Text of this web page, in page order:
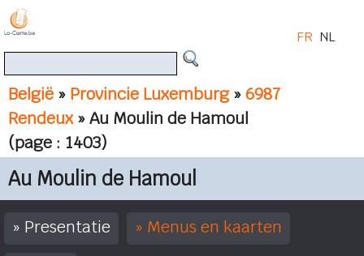
België » Provincie Luxemburg»6987
Rendeux » Au Moulin de Hamoul
(page : 1403)
FR NL
Au Moulin de Hamoul
Presentatie
Menus en kaarten